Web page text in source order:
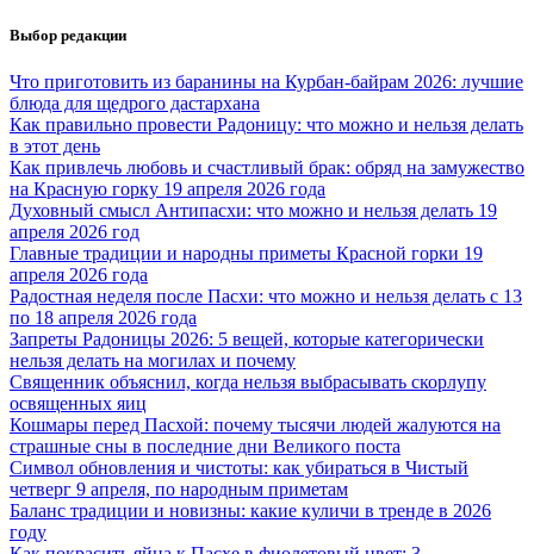
Выбор редакции
Что приготовить из баранины на Курбан-байрам 2026: лучшие
блюда для щедрого дастархана
Как правильно провести Радоницу: что можно и нельзя делать
в этот день
Как привлечь любовь и счастливый брак: обряд на замужество
на Красную горку 19 апреля 2026 года
Духовный смысл Антипасхи: что можно и нельзя делать 19
апреля 2026 год
Главные традиции и народны приметы Красной горки 19
апреля 2026 года
Радостная неделя после Пасхи: что можно и нельзя делать с 13
по 18 апреля 2026 года
Запреты Радоницы 2026: 5 вещей, которые категорически
нельзя делать на могилах и почему
Священник объяснил, когда нельзя выбрасывать скорлупу
освященных яиц
Кошмары перед Пасхой: почему тысячи людей жалуются на
страшные сны в последние дни Великого поста
Символ обновления и чистоты: как убираться в Чистый
четверг 9 апреля, по народным приметам
Баланс традиции и новизны: какие куличи в тренде в 2026
году